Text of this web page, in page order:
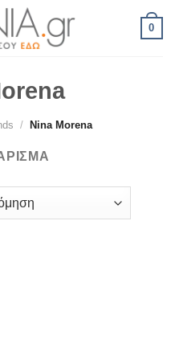
0
/ Nina Morena